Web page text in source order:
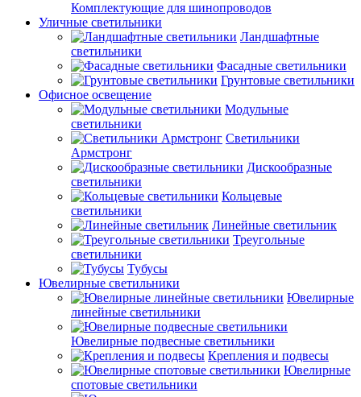
Комплектующие для шинопроводов
Уличные светильники
Ландшафтные
светильники
Фасадные светильники
Грунтовые светильники
Офисное освещение
Модульные
светильники
Светильники
Армстронг
Дискообразные
светильники
Кольцевые
светильники
Линейные светильник
Треугольные
светильники
Тубусы
Ювелирные светильники
Ювелирные
линейные светильники
Ювелирные подвесные светильники
Крепления и подвесы
Ювелирные
спотовые светильники